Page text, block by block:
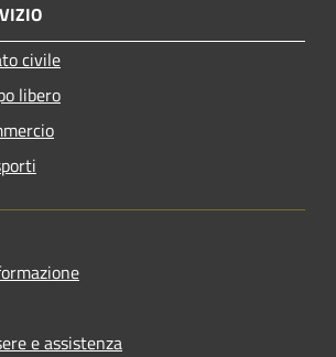
civile
libero
e assistenza